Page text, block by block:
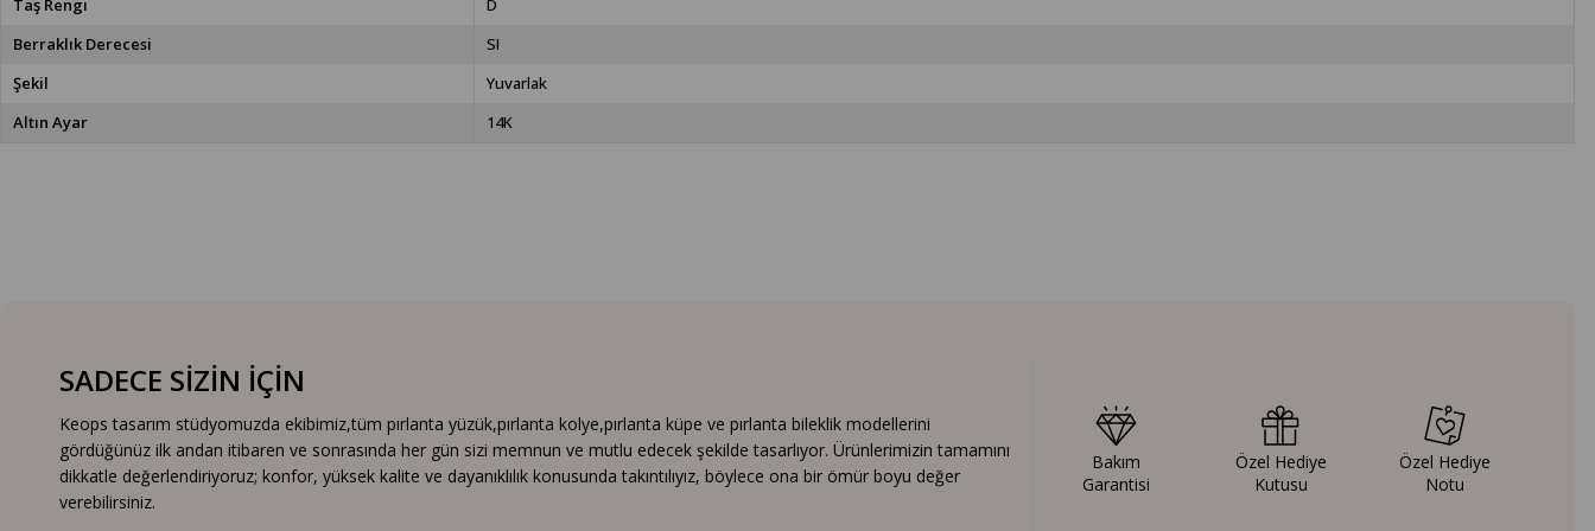
Berraklık Derecesi
SI
Şekil
Yuvarlak
Altın Ayar
14K
SADECE SİZİN İÇİN
Keops tasarım stüdyomuzda ekibimiz,tüm pırlanta yüzük,pırlanta kolye,pırlanta küpe ve pırlanta bileklik modellerini
gördüğünüz ilk andan itibaren ve sonrasında her gün sizi memnun ve mutlu edecek şekilde tasarlıyor. Ürünlerimizin tamamını
dikkatle değerlendiriyoruz; konfor, yüksek kalite ve dayanıklılık konusunda takıntılıyız, böylece ona bir ömür boyu değer
verebilirsiniz.
Bakım
Garantisi
Özel Hediye
Kutusu
Özel Hediye
Notu